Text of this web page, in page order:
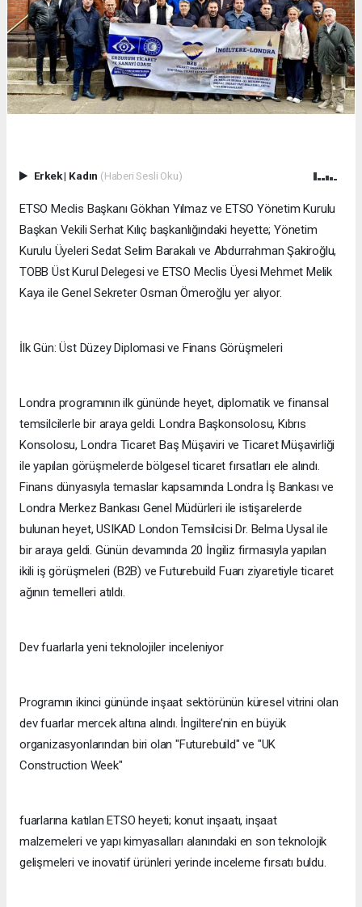
Erkek| Kadın (Haberi Sesli Oku)
ETSO Meclis Başkanı Gökhan Yılmaz ve ETSO Yönetim Kurulu
Başkan Vekili Serhat Kılıç başkanlığındaki heyette; Yönetim
Kurulu Üyeleri Sedat Selim Barakalı ve Abdurrahman Şakiroğlu,
TOBB Üst Kurul Delegesi ve ETSO Meclis Üyesi Mehmet Melik
Kaya ile Genel Sekreter Osman Ömeroğlu yer alıyor.
İlk Gün: Üst Düzey Diplomasi ve Finans Görüşmeleri
Londra programının ilk gününde heyet, diplomatik ve finansal
temsilcilerle bir araya geldi. Londra Başkonsolosu, Kıbrıs
Konsolosu, Londra Ticaret Baş Müşaviri ve Ticaret Müşavirliği
ile yapılan görüşmelerde bölgesel ticaret fırsatları ele alındı.
Finans dünyasıyla temaslar kapsamında Londra İş Bankası ve
Londra Merkez Bankası Genel Müdürleri ile istişarelerde
bulunan heyet, USIKAD London Temsilcisi Dr. Belma Uysal ile
bir araya geldi. Günün devamında 20 İngiliz firmasıyla yapılan
ikili iş görüşmeleri (B2B) ve Futurebuild Fuarı ziyaretiyle ticaret
ağının temelleri atıldı.
Dev fuarlarla yeni teknolojiler inceleniyor
Programın ikinci gününde inşaat sektörünün küresel vitrini olan
dev fuarlar mercek altına alındı. İngiltere’nin en büyük
organizasyonlarından biri olan "Futurebuild" ve "UK
Construction Week"
fuarlarına katılan ETSO heyeti; konut inşaatı, inşaat
malzemeleri ve yapı kimyasalları alanındaki en son teknolojik
gelişmeleri ve inovatif ürünleri yerinde inceleme fırsatı buldu.